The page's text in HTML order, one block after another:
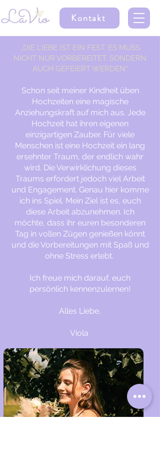
Kontakt
„DIE LIEBE IST EIN FEST, ES MUSS
NICHT NUR VORBEREITET, SONDERN
AUCH GEFEIERT WERDEN“
Schon seit meiner Kindheit üben
Hochzeiten eine magische
Anziehungskraft auf mich aus. Jede
Hochzeit hat ihren eigenen
einzigartigen Zauber. Für viele
Menschen ist eine Hochzeit ein lang
ersehnter Traum, der endlich wahr
wird. Die Verwirklichung dieses
Traums erfordert jedoch viel Arbeit
und Engagement. Genau hier komme
ich ins Spiel. Mein Ziel ist es, euch
diese Arbeit abzunehmen. Ich
möchte, dass ihr euren besonderen
Tag in vollen Zügen genießen könnt
und die Vorbereitungen mit Spaß und
ohne Stress erlebt.
Ich freue mich darauf, euch
persönlich kennenzulernen!
Alles Liebe,
Viola